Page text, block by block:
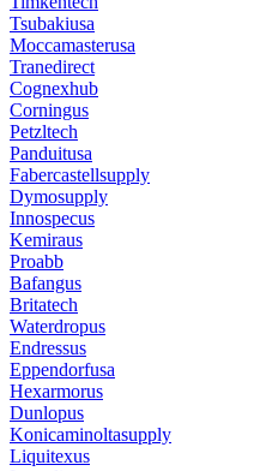
Tsubakiusa
Moccamasterusa
Tranedirect
Cognexhub
Corningus
Petzltech
Panduitusa
Fabercastellsupply
Dymosupply
Innospecus
Kemiraus
Proabb
Bafangus
Britatech
Waterdropus
Endressus
Eppendorfusa
Hexarmorus
Dunlopus
Konicaminoltasupply
Liquitexus